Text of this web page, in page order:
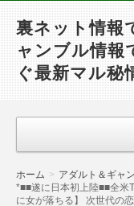
裏ネット情報
ャンブル情報
ぐ最新マル秘
ホーム
アダルト＆ギャ
*■■遂に日本初上陸■■全米
に女が落ちる】 次世代の